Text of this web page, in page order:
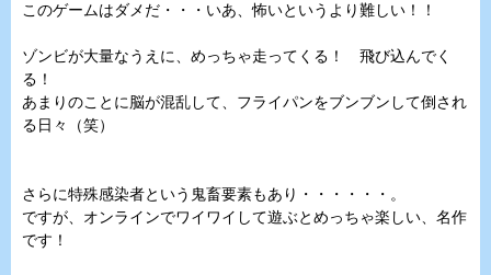
このゲームはダメだ・・・いあ、怖いというより難しい！！
ゾンビが大量なうえに、めっちゃ走ってくる！ 飛び込んでく
る！
あまりのことに脳が混乱して、フライパンをブンブンして倒され
る日々（笑）
さらに特殊感染者という鬼畜要素もあり・・・・・・。
ですが、オンラインでワイワイして遊ぶとめっちゃ楽しい、名作
です！